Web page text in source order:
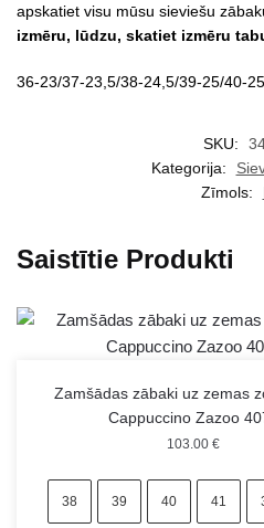
apskatiet visu mūsu sieviešu
izmēru, lūdzu, skatiet izmēru
36-23/37-23,5/38-24,5/39-25/40-
SKU:
Kategorija:
Zīmols:
Saistītie Produkti
Zamšādas zābaki uz zemas
Cappuccino Zazoo
103.00 €
38 39 40 41